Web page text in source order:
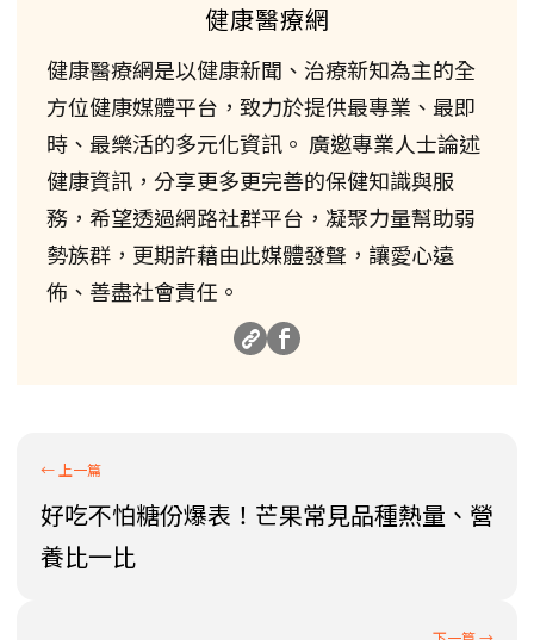
健康醫療網
健康醫療網是以健康新聞、治療新知為主的全
方位健康媒體平台，致力於提供最專業、最即
時、最樂活的多元化資訊。 廣邀專業人士論述
健康資訊，分享更多更完善的保健知識與服
務，希望透過網路社群平台，凝聚力量幫助弱
勢族群，更期許藉由此媒體發聲，讓愛心遠
佈、善盡社會責任。
好吃不怕糖份爆表！芒果常見品種熱量、營
養比一比